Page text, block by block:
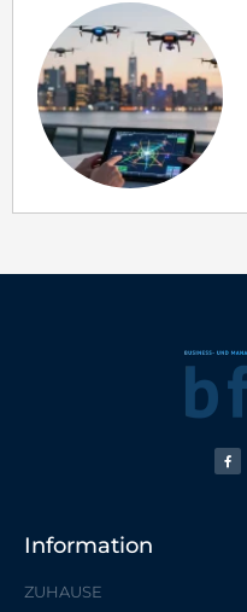
Information
ZUHAUSE